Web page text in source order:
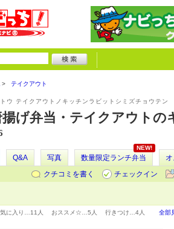
テイクアウト
ウ テイクアウトノキッチンラビットシミズチョウテン
げ弁当・テイクアウトの
Q&A 写真 数量限定ランチ弁当
NEW!
クチコミを書く
チェックイン
に入り… 11人 おススメ☆… 5人 行きつけ… 4人 全部